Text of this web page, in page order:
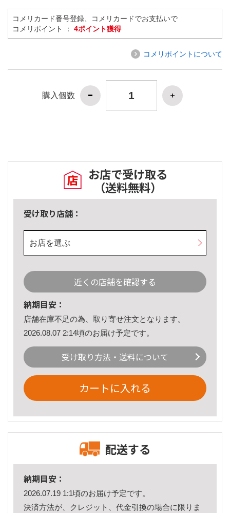
コメリカード番号登録、コメリカードでお支払いで
コメリポイント ： 4ポイント獲得
コメリポイントについて
購入個数
お店で受け取る
（送料無料）
受け取り店舗：
お店を選ぶ
近くの店舗を確認する
納期目安：
店舗在庫不足の為、取り寄せ注文となります。
2026.08.07 2:14頃のお届け予定です。
受け取り方法・送料について
カートに入れる
配送する
納期目安：
2026.07.19 1:1頃のお届け予定です。
決済方法が、クレジット、代金引換の場合に限りま